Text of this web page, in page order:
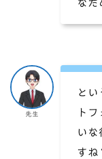
なた
先生
と
ト
いな
すね